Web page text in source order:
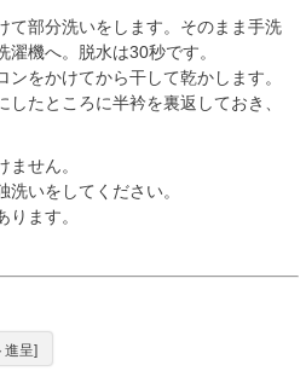
て部分洗いをします。そのまま手洗
機へ。脱水は30秒です。
をかけてから干して乾かします。
たところに半衿を裏返しておき、
せん。
いをしてください。
ます。
進呈]